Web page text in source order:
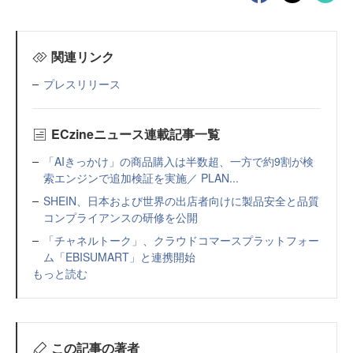
関連リンク
プレスリリース
ECzineニュース連載記事一覧
「AIきっかけ」の商品購入は半数超、一方で約9割が検
索エンジンで追加検証を実施／ PLAN...
SHEIN、日本および世界の出店者向けに製品安全と品質
コンプライアンスの研修を公開
「チャネルトーク」、クラウドコマースプラットフォー
ム「EBISUMART」と連携開始
もっと読む
この記事の著者